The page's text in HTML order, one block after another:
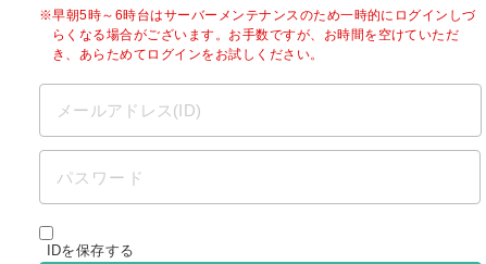
※早朝5時～6時台はサーバーメンテナンスのため一時的にログインしづ
らくなる場合がございます。お手数ですが、お時間を空けていただ
き、あらためてログインをお試しください。
IDを保存する